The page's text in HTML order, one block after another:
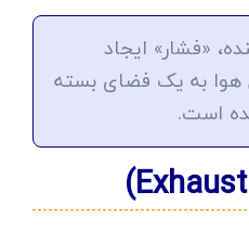
«فشار» ایجاد
هوا به یک فضای بسته
است.